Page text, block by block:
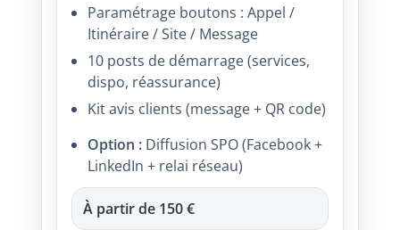
Paramétrage boutons : Appel /
Itinéraire / Site / Message
10 posts de démarrage (services,
dispo, réassurance)
Kit avis clients (message + QR code)
Option :Diffusion SPO (Facebook +
LinkedIn + relai réseau)
À partir de 150 €